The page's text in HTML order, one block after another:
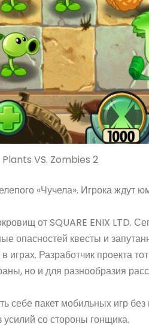
Plants VS. Zombies 2
«Чучела». Игрока ждут
от SQUARE ENIX LTD.
опасностей квесты и
Разработчик проекта
но и для разнообразия
пакет мобильных игр
усилий со стороны гонщика.